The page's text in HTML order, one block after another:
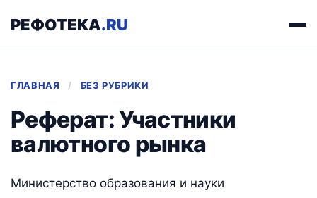
РЕФОТЕКА.RU
ГЛАВНАЯ / БЕЗ РУБРИКИ
Реферат: Участники
валютного рынка
Министерство образования и науки